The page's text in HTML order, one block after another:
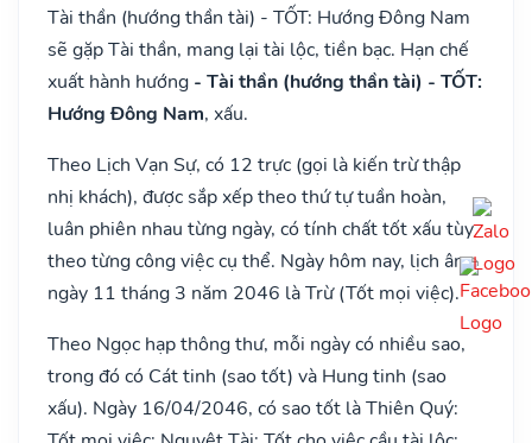
Tài thần (hướng thần tài) - TỐT: Hướng Đông Nam
sẽ gặp Tài thần, mang lại tài lộc, tiền bạc. Hạn chế
xuất hành hướng - Tài thần (hướng thần tài) - TỐT:
Hướng Đông Nam, xấu.
Theo Lịch Vạn Sự, có 12 trực (gọi là kiến trừ thập
nhị khách), được sắp xếp theo thứ tự tuần hoàn,
luân phiên nhau từng ngày, có tính chất tốt xấu tùy
theo từng công việc cụ thể. Ngày hôm nay, lịch âm
ngày 11 tháng 3 năm 2046 là Trừ (Tốt mọi việc).
Theo Ngọc hạp thông thư, mỗi ngày có nhiều sao,
trong đó có Cát tinh (sao tốt) và Hung tinh (sao
xấu). Ngày 16/04/2046, có sao tốt là Thiên Quý: